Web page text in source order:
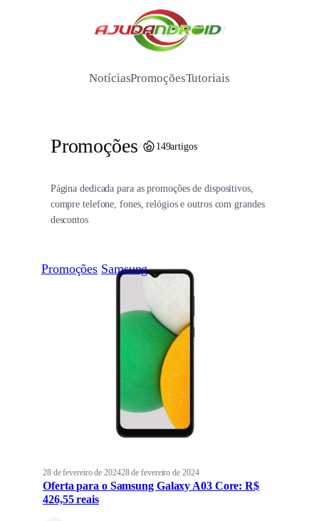
/
NotíciasPromoçõesTutoriais
Promoções/ 149artigos
Página dedicada para as promoções de dispositivos,
compre telefone, fones, relógios e outros com grandes
descontos
Promoções Samsung
28 de fevereiro de 202428 de fevereiro de 2024
Oferta para o Samsung Galaxy A03 Core: R$
426,55 reais